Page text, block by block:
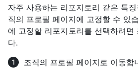
자주 사용하는 리포지토리 같은 특
직의 프로필 페이지에 고정할 수 있
에 고정할 리포지토리를 선택하려면
다.
조직의 프로필 페이지로 이동합